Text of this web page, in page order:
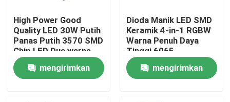
Wisata pabrik
Kontrol kualitas
High Power Good
Quality LED 30W Putih
Panas Putih 3570 SMD
Chip LED Dua warna
suhu untuk lampu
depan mobilmengirimkan
Dioda Manik LED SMD
Keramik 4-in-1 RGBW
Warna Penuh Daya
Tinggi 6065
Berwarna-warni untuk
Lampu Panggung
mengirimkan